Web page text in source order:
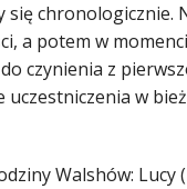
a potem w
czynienia z
w
Walshów: